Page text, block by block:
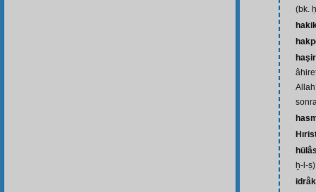
(bk.
ḫ-l-ṣ)
idrâk